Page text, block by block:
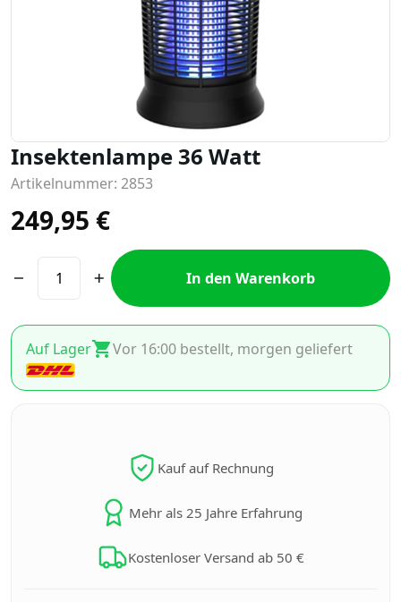
Insektenlampe 36 Watt
Artikelnummer: 2853
249,95 €
In den Warenkorb
Auf Lager Vor 16:00 bestellt, morgen geliefert
Kauf auf Rechnung
Mehr als 25 Jahre Erfahrung
Kostenloser Versand ab 50 €